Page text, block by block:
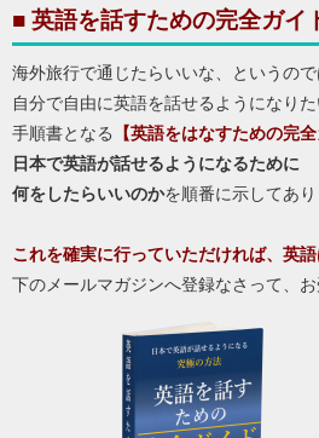
■ 英語を話すための完全ガ
海外旅行で通じたらいいな、というので
自分で自由に英語を話せるようになり
手順書となる
【英語をはなすための完全
日本で英語が話せるようになるために
何をしたらいいのかを順番に示してあり
これを確実に行っていただければ、英語
下のメールマガジンへ登録なさって、お